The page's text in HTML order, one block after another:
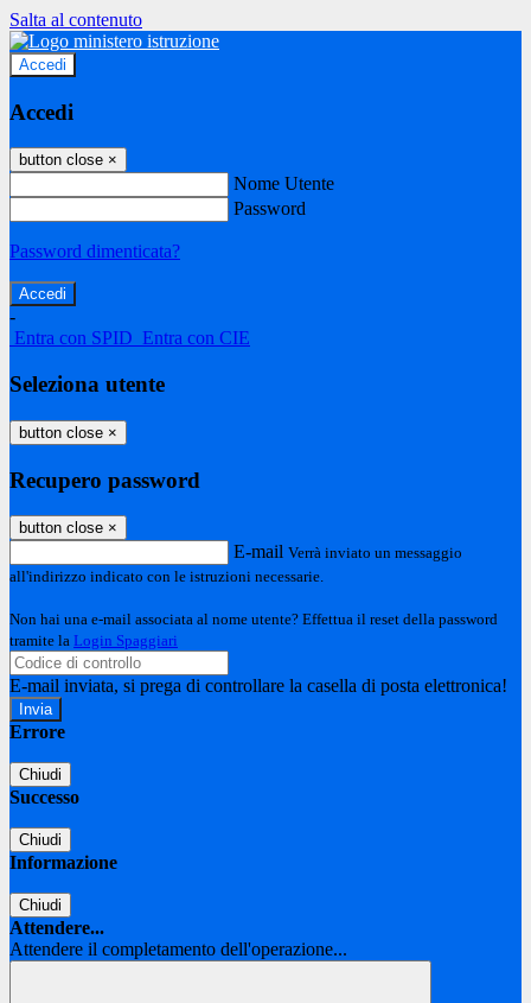
Salta al contenuto
Accedi
Accedi
button close ×
Nome Utente
Password
Password dimenticata?
-
Entra con SPID Entra con CIE
Seleziona utente
button close ×
Recupero password
button close ×
E-mail Verrà inviato un messaggio
all'indirizzo indicato con le istruzioni necessarie.
Non hai una e-mail associata al nome utente? Effettua il reset della password
tramite la Login Spaggiari
E-mail inviata, si prega di controllare la casella di posta elettronica!
Errore
Chiudi
Successo
Chiudi
Informazione
Chiudi
Attendere...
Attendere il completamento dell'operazione...